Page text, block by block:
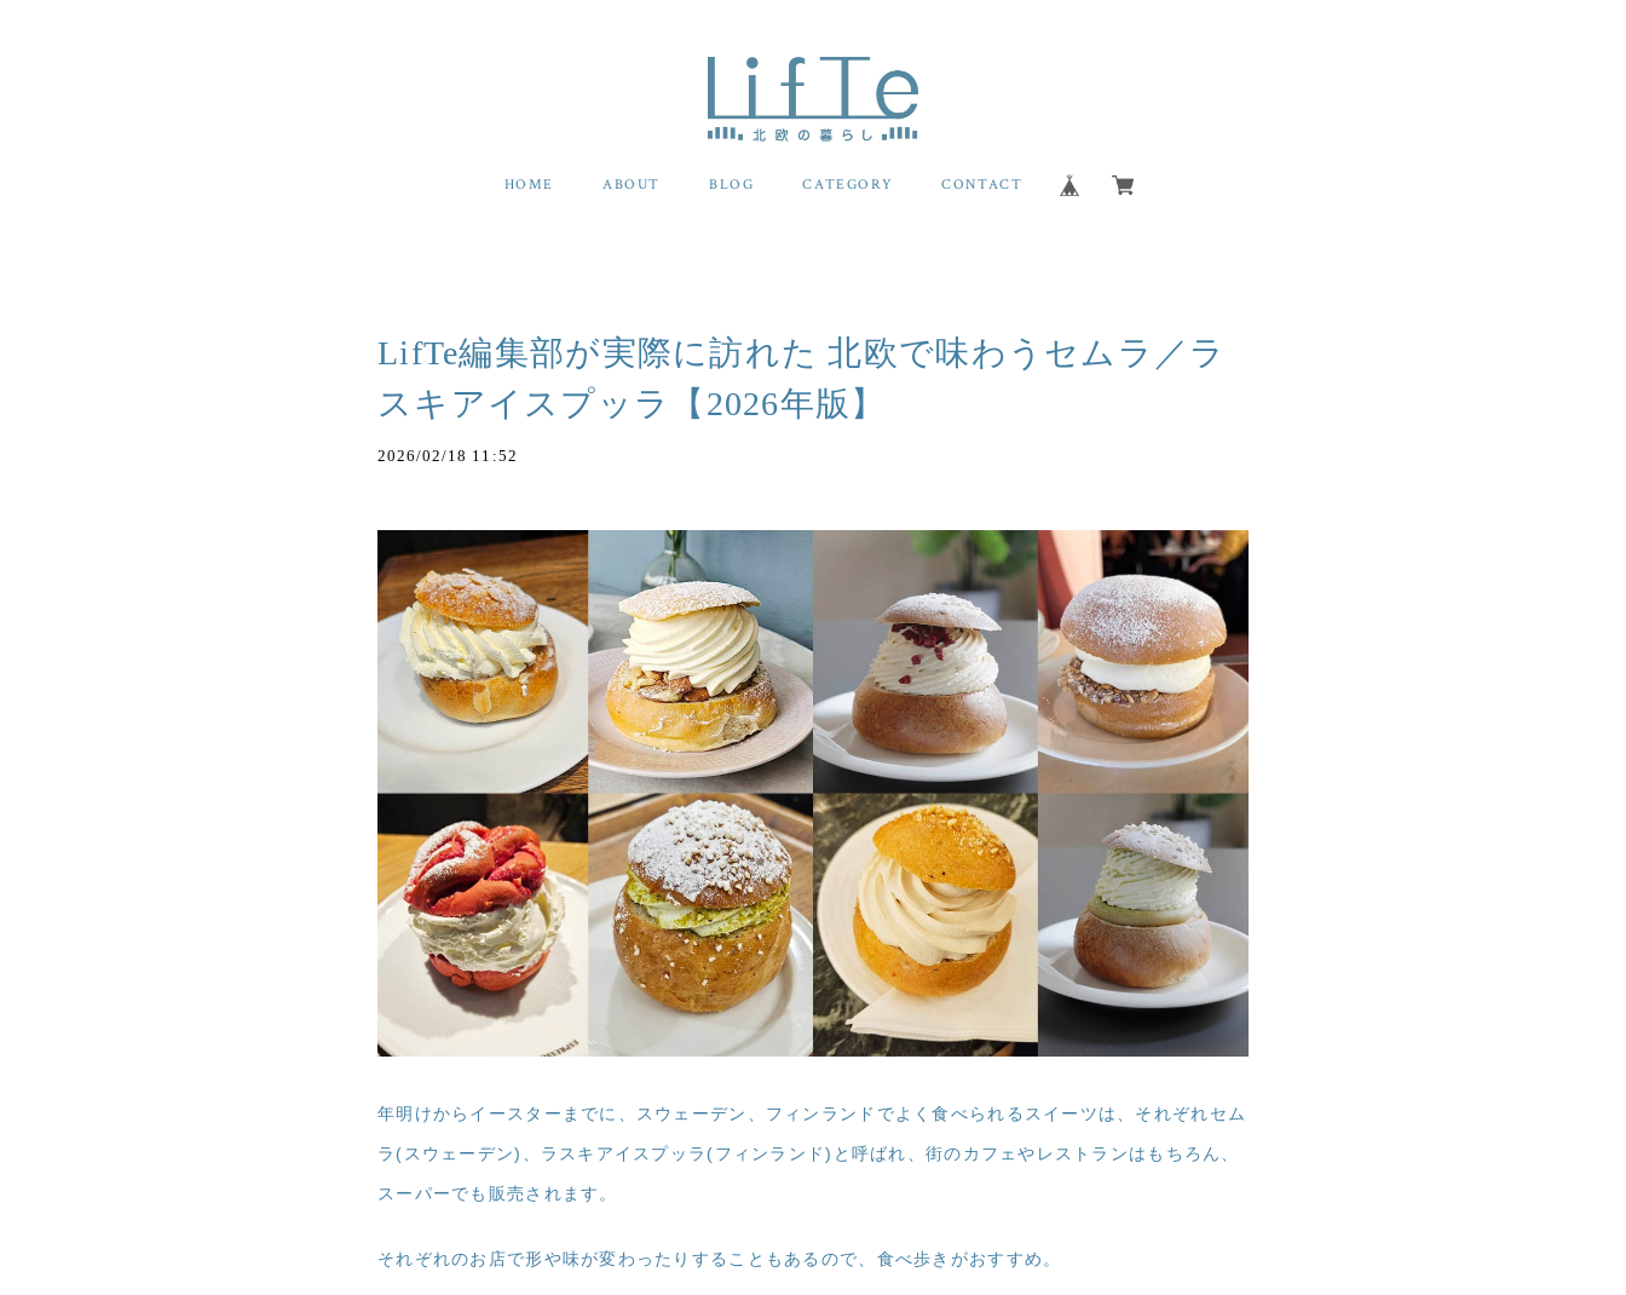
HOME ABOUT BLOG CATEGORY CONTACT
LifTe編集部が実際に訪れた 北欧で味わうセムラ／ラ
スキアイスプッラ【2026年版】
2026/02/18 11:52
年明けからイースターまでに、スウェーデン、フィンランドでよく食べられるスイーツは、それぞれセム
ラ(スウェーデン)、ラスキアイスプッラ(フィンランド)と呼ばれ、街のカフェやレストランはもちろん、
スーパーでも販売されます。
それぞれのお店で形や味が変わったりすることもあるので、食べ歩きがおすすめ。